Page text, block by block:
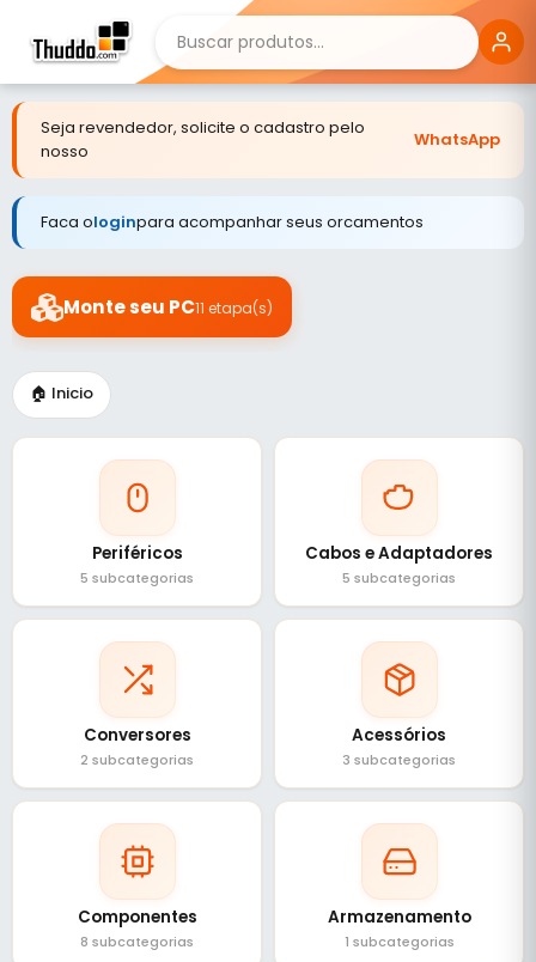
Seja revendedor, solicite o cadastro pelo
nosso
WhatsApp
Faca ologinpara acompanhar seus orcamentos
Monte seu PC11 etapa(s)
🏠 Inicio
Periféricos
5 subcategorias
Cabos e Adaptadores
5 subcategorias
Conversores
2 subcategorias
Acessórios
3 subcategorias
Componentes
8 subcategorias
Armazenamento
1 subcategorias